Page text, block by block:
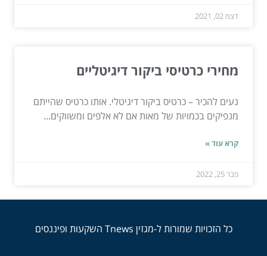
דצמ 02, 2021
מחירי כרטיסי ביקור דיגיטליים
נעים להכיר – כרטיס ביקור דיגיטלי. אותו כרטיס שהייתם
מנפיקים בכמויות של מאות אם לא אלפים ומשווקים...
קרא עוד »
פבר 25, 2022
כל הזכויות שמורות ל-מגזין Tnews השקעות ופיננסים